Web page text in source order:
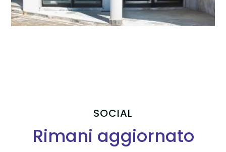
SOCIAL
Rimani aggiornato